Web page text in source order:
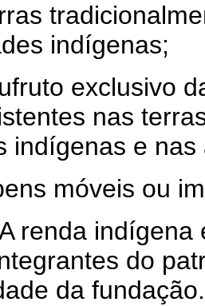
indígenas;
exclusivo
nas
indígenas e
móveis ou
indígena
do
da fundação.